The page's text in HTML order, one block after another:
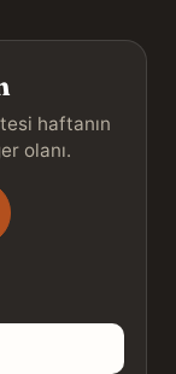
haftanın
olanı.